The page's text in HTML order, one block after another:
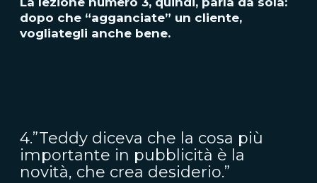
dopo che “agganciate” un cliente,
vogliategli anche bene.
4.”Teddy diceva che la cosa più
importante in pubblicità è la
novità, che crea desiderio.”